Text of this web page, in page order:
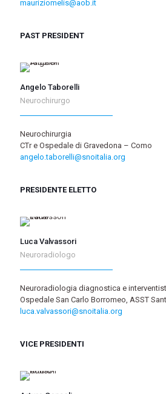
mauriziomelis@aob.it
PAST PRESIDENT
Angelo Taborelli
Neurochirurgo
Neurochirurgia
CTr e Ospedale di Gravedona – Como
angelo.taborelli@snoitalia.org
PRESIDENTE ELETTO
Luca Valvassori
Neuroradiologo
Neuroradiologia diagnostica e
Ospedale San Carlo Borromeo, ASST
luca.valvassori@snoitalia.org
VICE PRESIDENTI